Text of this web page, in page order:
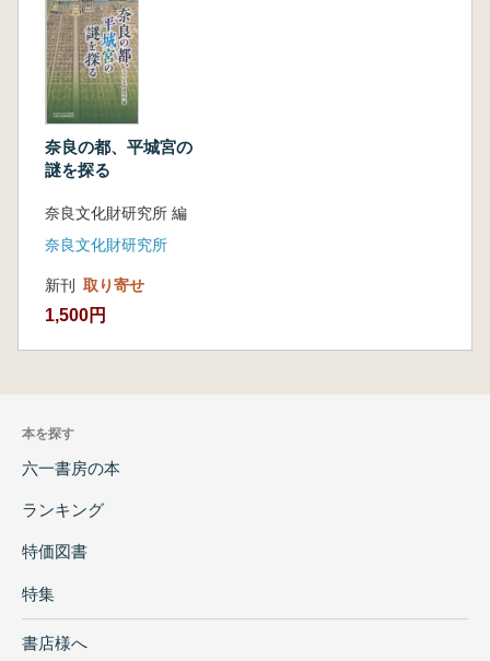
奈良の都、平城宮の
謎を探る
奈良文化財研究所 編
奈良文化財研究所
新刊 取り寄せ
1,500円
本を探す
六一書房の本
ランキング
特価図書
特集
書店様へ